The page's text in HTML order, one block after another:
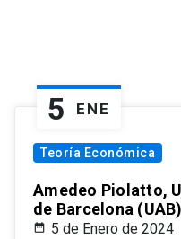
5 ENE
Teoría Económica
Amedeo Piolatto,
de Barcelona (UAB)
5 de Enero de 2024